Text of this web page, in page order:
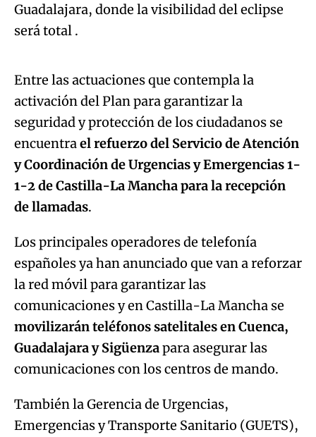
Guadalajara, donde la visibilidad del eclipse
será total .
Try again
Entre las actuaciones que contempla la
activación del Plan para garantizar la
seguridad y protección de los ciudadanos se
encuentrael refuerzo del Servicio de Atención
y Coordinación de Urgencias y Emergencias 1-
1-2de Castilla-La Mancha para la recepción
de llamadas.
Los principales operadores de telefonía
españoles ya han anunciado que van a reforzar
la red móvil para garantizar las
comunicaciones y en Castilla-La Mancha se
movilizarán teléfonos satelitales en Cuenca,
Guadalajara y Sigüenzapara asegurar las
comunicaciones con los centros de mando.
También la Gerencia de Urgencias,
Emergencias y Transporte Sanitario (GUETS),